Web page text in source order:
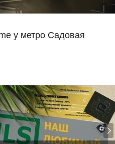
у метро Садовая